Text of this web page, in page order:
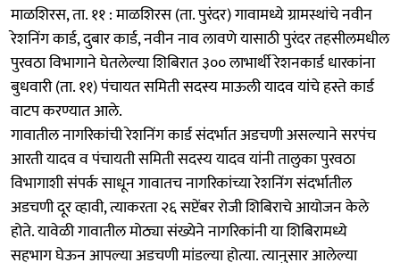
माळशिरस, ता. ११ : माळशिरस (ता. पुरंदर) गावामध्ये ग्रामस्थांचे नवीन
रेशनिंग कार्ड, दुबार कार्ड, नवीन नाव लावणे यासाठी पुरंदर तहसीलमधील
पुरवठा विभागाने घेतलेल्या शिबिरात ३०० लाभार्थी रेशनकार्ड धारकांना
बुधवारी (ता. ११) पंचायत समिती सदस्य माऊली यादव यांचे हस्ते कार्ड
वाटप करण्यात आले.
गावातील नागरिकांची रेशनिंग कार्ड संदर्भात अडचणी असल्याने सरपंच
आरती यादव व पंचायती समिती सदस्य यादव यांनी तालुका पुरवठा
विभागाशी संपर्क साधून गावातच नागरिकांच्या रेशनिंग संदर्भातील
अडचणी दूर व्हावी, त्याकरता २६ सप्टेंबर रोजी शिबिराचे आयोजन केले
होते. यावेळी गावातील मोठ्या संख्येने नागरिकांनी या शिबिरामध्ये
सहभाग घेऊन आपल्या अडचणी मांडल्या होत्या. त्यानुसार आलेल्या